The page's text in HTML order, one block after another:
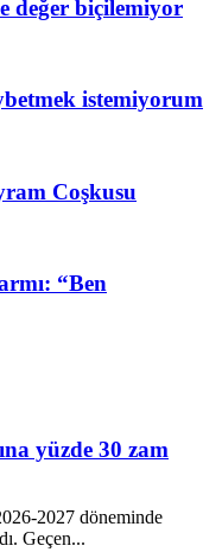
değer biçilemiyor
istemiyorum
Coşkusu
“Ben
yüzde 30 zam
2027 döneminde
Geçen...